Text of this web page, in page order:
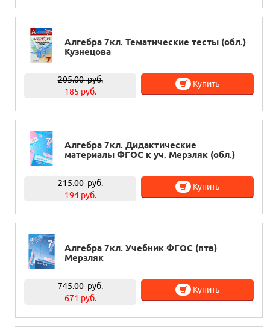
Алгебра 7кл. Тематические тесты (обл.)
Кузнецова
205.00руб.
185 руб.
Купить
Алгебра 7кл. Дидактические
материалы ФГОС к уч. Мерзляк (обл.)
215.00руб.
194 руб.
Купить
Алгебра 7кл. Учебник ФГОС (птв)
Мерзляк
745.00руб.
671 руб.
Купить